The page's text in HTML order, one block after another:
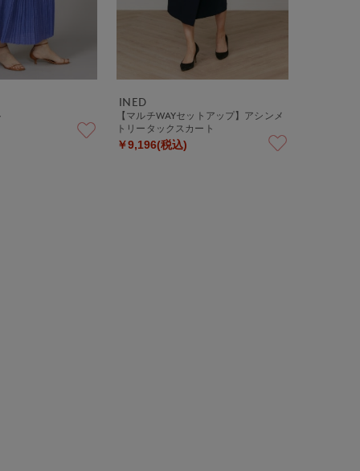
INED
【マルチWAYセットアップ】アシンメ
トリータックスカート
￥9,196(税込)